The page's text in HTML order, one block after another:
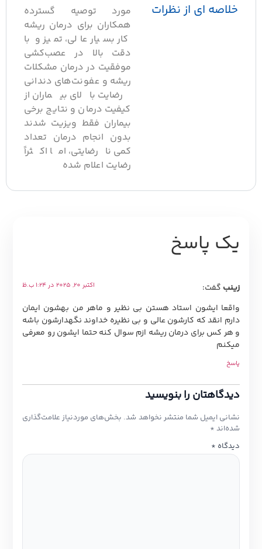
خلاصه ای از نظرات
مورد توصیه گسترده
همکاران برای درمان ریشه
کار بسیار عالی، تمیز و با
دقت بالا در عصب‌کشی
موفقیت در درمان مشکلات
ریشه و عفونت‌های دندانی
رضایت بالای بیماران از
کیفیت درمان و نتایج برخی
بیماران فقط ویزیت شدند
بدون انجام درمان تعداد
کمی نارضایتی، اما اکثراً
رضایت اعلام شده
پاسخ
گفت:
ایشون استاد هستن بی نظیر و ماهر من بهشون ایمان
انقد که کارشون عالی و بی نظیره خداوند نگهدارشون باشه
هر کس برای درمان ریشه ازم سوال کنه حتما ایشون رو معرفی
را بنویسید
ایمیل شما منتشر نخواهد شد. بخش‌های موردنیاز علامت‌گذاری
*
*